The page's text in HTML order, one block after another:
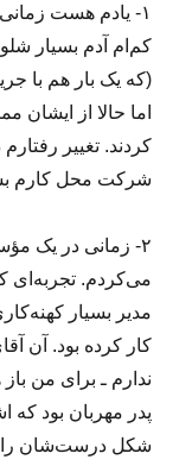
۱- یادم هست
کم‌ام آدم بسیار
(که یک بار هم با
اما حالا از ایشان
کردند. تغییر
شرکت محل کارم
۲- زمانی در یک
می‌کردم. تجربه‌ای
مدیر بسیار
کار کرده بود. آن
ندارم ـ برای من
پدر مهربان بود که
شکل درست‌‌شان را